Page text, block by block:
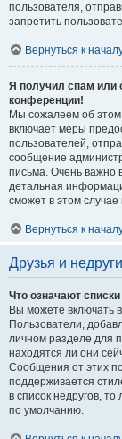
пользователя,
запретить
Вернуться к
Я получил спам или
конференции!
Мы сожалеем об
включает меры
пользователей,
сообщение
письма. Очень важно
детальная
сможет в этом
Вернуться к
Друзья и недруги
Что означают
Вы можете включать
Пользователи,
личном разделе для
находятся ли они
Сообщения от этих
поддерживается
в список недругов,
по умолчанию.